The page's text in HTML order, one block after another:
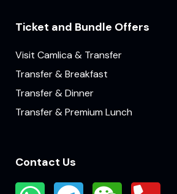
Ticket and Bundle Offers
Visit Camlica & Transfer
Transfer & Breakfast
Transfer & Dinner
Transfer & Premium Lunch
Contact Us